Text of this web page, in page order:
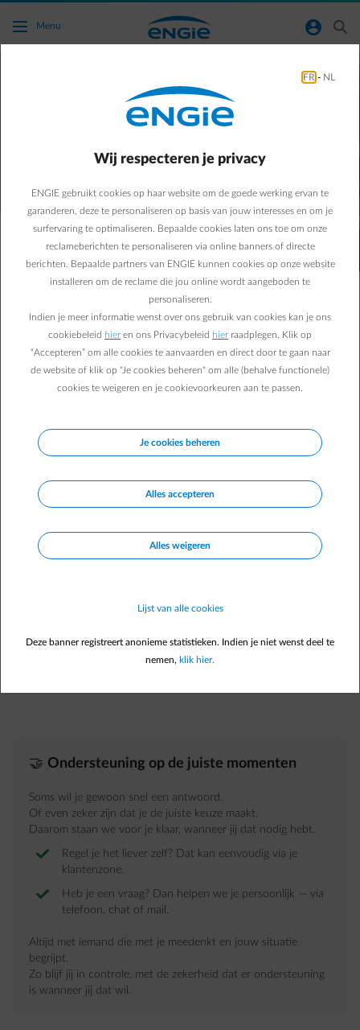
Ga naar de hoofdinhoud
Menu normal-account-circle search
gerust te zijn.
Energie is meer dan elektriciteit en gas.
Het is weten dat je keuzes kloppen. Dat je overzicht hebt.
En dat er iemand met je meedenkt, wanneer dat nodig is.
Wat er ook verandert in je leven, een verhuis, een
elektrische wagen, drukke momenten of nieuwe
gewoontes,
je wil gewoonrust in je hoofd en vertrouwen in je keuzes
Bij ENGIE helpen we je om je elke dag gerust te voelen.
💡 Innovatie die helpt
Technologie is er om je leven makkelijker te maken.
Met tools zoals de
ENGIE Smart Appkrijg je duidelijke
je ziet meteen wat energie je kost, in euro’s
Geen ingewikkelde systemen, wel duidelijke informatie die je
Of je nu net begint, verandert van situatie of al jaren ervaring
hebt: je gebruikt de tools op jouw tempo, op jouw manier.
🤝 Ondersteuning op de juiste momenten
Soms wil je gewoon snel een antwoord.
Of even zeker zijn dat je de juiste keuze maakt.
Daarom staan we voor je klaar, wanneer jij dat nodig hebt.
Regel je het liever zelf? Dat kan eenvoudig via je
klantenzone.
Heb je een vraag? Dan helpen we je persoonlijk — via
telefoon, chat of mail.
Altijd met iemand die met je meedenkt en jouw situatie
begrijpt.
Zo blijf jij in controle, met de zekerheid dat er ondersteuning
is wanneer jij dat wil.
FR - NL
Wij respecteren je privacy
ENGIE gebruikt cookies op haar website om de goede werking ervan te
garanderen, deze te personaliseren op basis van jouw interesses en om je
surfervaring te optimaliseren. Bepaalde cookies laten ons toe om onze
reclameberichten te personaliseren via online banners of directe
berichten. Bepaalde partners van ENGIE kunnen cookies op onze website
installeren om de reclame die jou online wordt aangeboden te
personaliseren.
Indien je meer informatie wenst over ons gebruik van cookies kan je ons
cookiebeleid hier en ons Privacybeleid hier raadplegen. Klik op
“Accepteren” om alle cookies te aanvaarden en direct door te gaan naar
de website of klik op "Je cookies beheren" om alle (behalve functionele)
cookies te weigeren en je cookievoorkeuren aan te passen.
Je cookies beheren
Alles accepteren
Alles weigeren
Lijst van alle cookies
Deze banner registreert anonieme statistieken. Indien je niet wenst deel te
nemen, klik hier.